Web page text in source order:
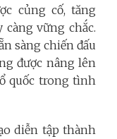
củng cố, tăng
vững chắc.
sàng chiến đấu
được nâng lên
quốc trong tình
diễn tập thành